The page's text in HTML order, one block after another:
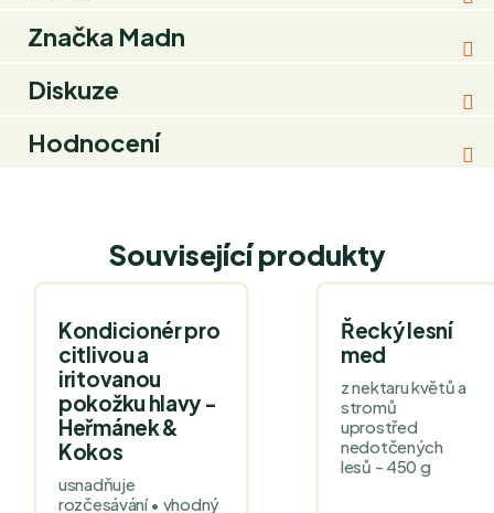
Značka Madn
Diskuze
Hodnocení
Související produkty
Kondicionér pro
citlivou a
iritovanou
pokožku hlavy -
Heřmánek &
Kokos
usnadňuje
rozčesávání • vhodný
Řecký lesní
med
z nektaru květů a
stromů
uprostřed
nedotčených
lesů - 450 g